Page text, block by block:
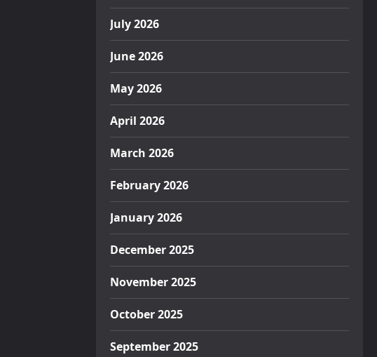
July 2026
June 2026
May 2026
April 2026
March 2026
February 2026
January 2026
December 2025
November 2025
October 2025
September 2025